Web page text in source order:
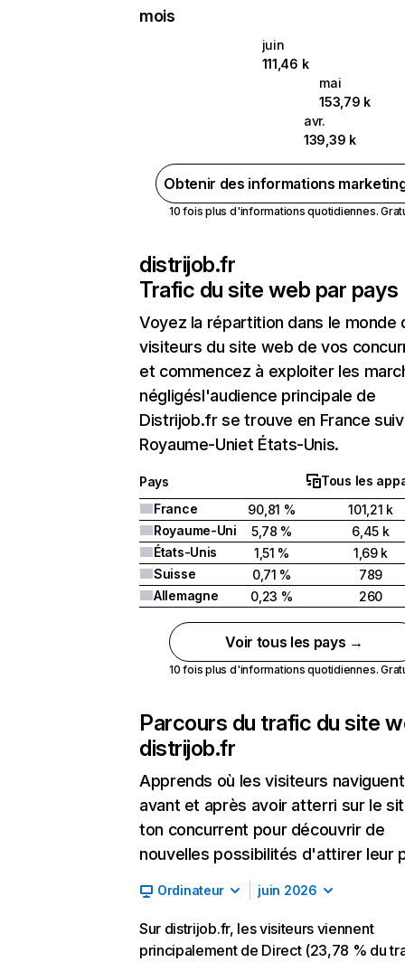
mois
juin
111,46 k
mai
153,79 k
avr.
139,39 k
Obtenir des informations
10 fois plus d'informations quotidiennes.
distrijob.fr
Trafic du site web par pays
Voyez la répartition dans le monde
visiteurs du site web de vos
et commencez à exploiter les
négligésl'audience principale de
Distrijob.fr se trouve en France
Royaume-Uniet États-Unis.
Pays
Tous les
France
90,81 %
101,21 k
Royaume-Uni
5,78 %
6,45 k
États-Unis
1,51 %
1,69 k
Suisse
0,71 %
789
Allemagne
0,23 % 260
Voir tous les pays →
10 fois plus d'informations quotidiennes.
Parcours du trafic du site
distrijob.fr
Apprends où les visiteurs naviguent
avant et après avoir atterri sur le
ton concurrent pour découvrir de
nouvelles possibilités d'attirer leur
Ordinateur juin 2026
Sur distrijob.fr, les visiteurs viennent
principalement de Direct (23,78 % du